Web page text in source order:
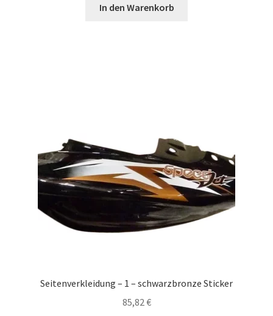
In den Warenkorb
Seitenverkleidung – 1 – schwarzbronze Sticker
85,82 €